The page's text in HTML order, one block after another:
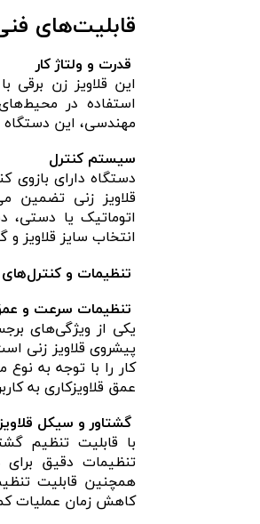
قابلیت‌های
قدرت و ولتاژ کار
استفاده در
مهندسی، این دستگاه
سیستم کنترل
قلاویز زنی تضمین
اتوماتیک یا دستی،
انتخاب سایز قلاویز
تنظیمات و
تنظیمات سرعت و
یکی از ویژگی‌های
پیشروی قلاویز زنی
کار را با توجه به
عمق قلاویزکاری به
گشتاور و سیکل
با قابلیت تنظیم
تنظیمات دقیق برای
همچنین قابلیت
کاهش زمان عملیات